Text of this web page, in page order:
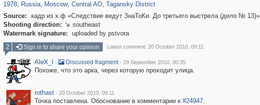
1978, Russia, Moscow, Central AO, Tagansky District
Source:
кадр из х.ф «Следствие ведут ЗнаТоКи. До третьего выстрела (дело № 13)»
Shooting direction:  southeast
Watermark signature:
uploaded by pstvora
2 Sign in to share your opinion Latest comment: 20 October 2010, 09:11
AleX_I · Discussed fragment · 29 September 2010, 00:35
Похоже, что это арка, через которую проходит улица.
rothast · 20 October 2010, 09:11
Точка поставлена. Обоснование в комментарии к #24947.